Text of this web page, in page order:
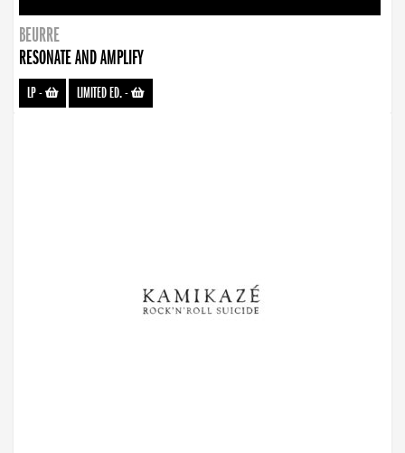
BEURRE
RESONATE AND AMPLIFY
LP- LIMITED ED.-